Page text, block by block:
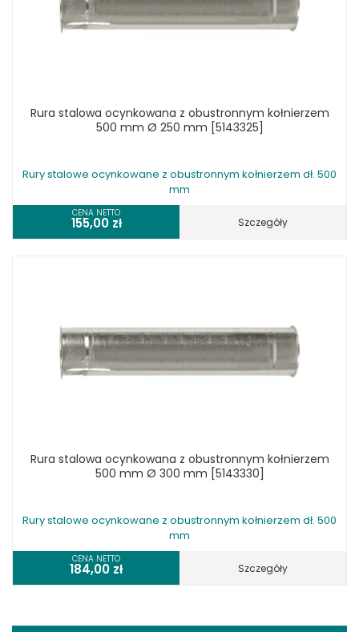
Rura stalowa ocynkowana z obustronnym kołnierzem
500 mm Ø 250 mm [5143325]
Rury stalowe ocynkowane z obustronnym kołnierzem dł. 500
mm
CENA NETTO
155,00 zł Szczegóły
Rura stalowa ocynkowana z obustronnym kołnierzem
500 mm Ø 300 mm [5143330]
Rury stalowe ocynkowane z obustronnym kołnierzem dł. 500
mm
CENA NETTO
184,00 zł Szczegóły